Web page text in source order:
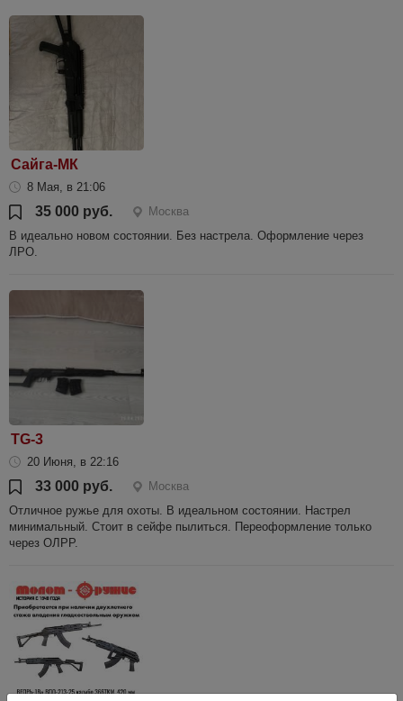
Сайга-МК
8 Мая, в 21:06
35 000 руб.
Москва
В идеально новом состоянии. Без настрела. Оформление через
ЛРО.
TG-3
20 Июня, в 22:16
33 000 руб.
Москва
Отличное ружье для охоты. В идеальном состоянии. Настрел
минимальный. Стоит в сейфе пылиться. Переоформление только
через ОЛРР.